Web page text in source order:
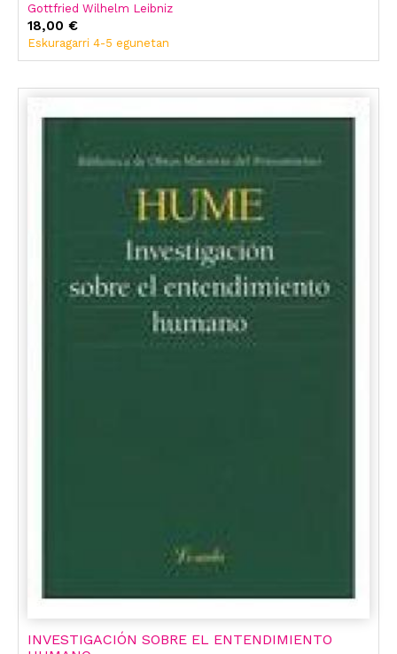
Gottfried Wilhelm Leibniz
18,00 €
Eskuragarri 4-5 egunetan
INVESTIGACIÓN SOBRE EL ENTENDIMIENTO